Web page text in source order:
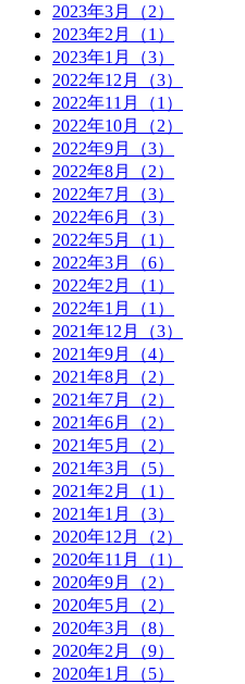
2023年3月（2）
2023年2月（1）
2023年1月（3）
2022年12月（3）
2022年11月（1）
2022年10月（2）
2022年9月（3）
2022年8月（2）
2022年7月（3）
2022年6月（3）
2022年5月（1）
2022年3月（6）
2022年2月（1）
2022年1月（1）
2021年12月（3）
2021年9月（4）
2021年8月（2）
2021年7月（2）
2021年6月（2）
2021年5月（2）
2021年3月（5）
2021年2月（1）
2021年1月（3）
2020年12月（2）
2020年11月（1）
2020年9月（2）
2020年5月（2）
2020年3月（8）
2020年2月（9）
2020年1月（5）